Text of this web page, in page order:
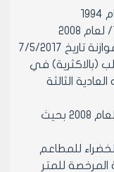
7/5/2017
(بالاكثرية) في
مادة1- تعدل المادة /5/ من القرار /145/ لعام 2008 بحيث
للمطاعم
المرخصة للمتر